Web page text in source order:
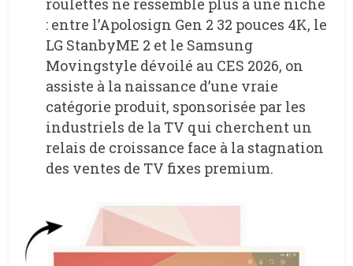
: entre l’Apolosign Gen 2 32 pouces 4K, le
LG StanbyME 2 et le Samsung
Movingstyle dévoilé au CES 2026, on
assiste à la naissance d’une vraie
catégorie produit, sponsorisée par les
industriels de la TV qui cherchent un
relais de croissance face à la stagnation
des ventes de TV fixes premium.